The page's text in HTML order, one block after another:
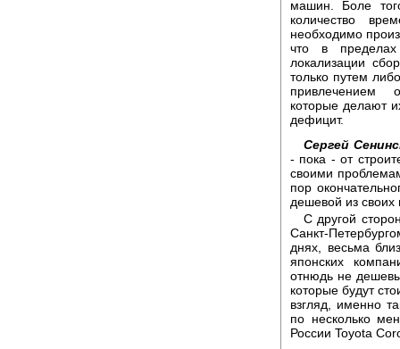
машин. Боле
количество
необходимо
что в
локализации
только путем
привлечением
которые делают
дефицит.
Сергей
- пока - от
своими
пор
дешевой из
C другой
Санкт-
днях, весьма
японских
отнюдь не
которые будут
взгляд, именно
по несколько
России Toyota